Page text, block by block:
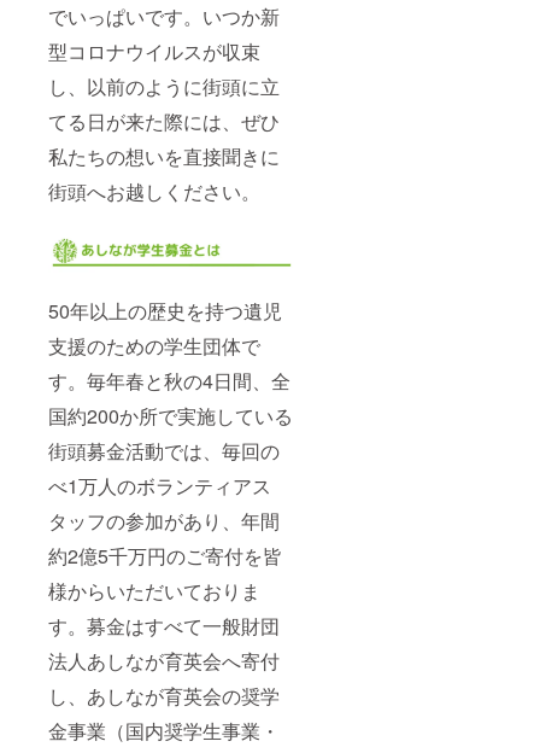
でいっぱいです。いつか新
型コロナウイルスが収束
し、以前のように街頭に立
てる日が来た際には、ぜひ
私たちの想いを直接聞きに
街頭へお越しください。
50年以上の歴史を持つ遺児
支援のための学生団体で
す。毎年春と秋の4日間、全
国約200か所で実施している
街頭募金活動では、毎回の
べ1万人のボランティアス
タッフの参加があり、年間
約2億5千万円のご寄付を皆
様からいただいておりま
す。募金はすべて一般財団
法人あしなが育英会へ寄付
し、あしなが育英会の奨学
金事業（国内奨学生事業・